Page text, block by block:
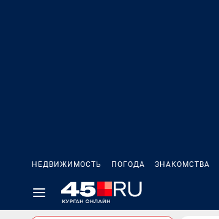
НЕДВИЖИМОСТЬ ПОГОДА ЗНАКОМСТВА